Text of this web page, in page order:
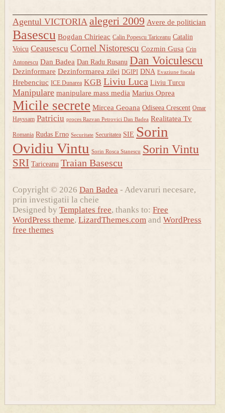
Agentul VICTORIA alegeri 2009 Avere de politician
Basescu Bogdan Chirieac Calin Popescu Tariceanu Catalin
Voicu Ceausescu Cornel Nistorescu Cozmin Gusa Crin
Antonescu Dan Badea Dan Radu Rusanu Dan Voiculescu
Dezinformare Dezinformarea zilei DGIPI DNA Evaziune fiscala
Hrebenciuc ICE Dunarea KGB Liviu Luca Liviu Turcu
Manipulare manipulare mass media Marius Oprea
Micile secrete Mircea Geoana Odiseea Crescent Omar
Hayssam Patriciu proces Razvan Petrovici Dan Badea Realitatea Tv
Romania Rudas Erno Securitate Securitatea SIE Sorin
Ovidiu Vintu Sorin Rosca Stanescu Sorin Vintu
SRI Tariceanu Traian Basescu
Copyright © 2026Dan Badea - Adevaruri necesare,
prin investigatii la cheie
Designed byTemplates free, thanks to:Free
WordPress theme,LizardThemes.com andWordPress
free themes